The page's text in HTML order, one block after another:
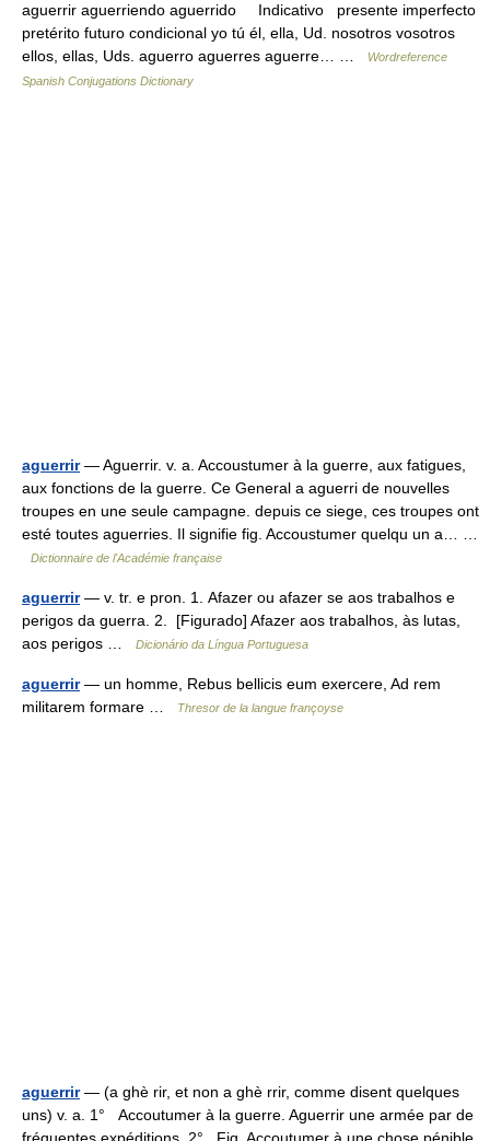
aguerrir aguerriendo aguerrido Indicativo presente imperfecto
pretérito futuro condicional yo tú él, ella, Ud. nosotros vosotros
ellos, ellas, Uds. aguerro aguerres aguerre… …
Wordreference
Spanish Conjugations Dictionary
aguerrir— Aguerrir. v. a. Accoustumer à la guerre, aux fatigues,
aux fonctions de la guerre. Ce General a aguerri de nouvelles
troupes en une seule campagne. depuis ce siege, ces troupes ont
esté toutes aguerries. Il signifie fig. Accoustumer quelqu un a… …
Dictionnaire de l'Académie française
aguerrir— v. tr. e pron. 1. Afazer ou afazer se aos trabalhos e
perigos da guerra. 2. [Figurado] Afazer aos trabalhos, às lutas,
aos perigos …
Dicionário da Língua Portuguesa
aguerrir— un homme, Rebus bellicis eum exercere, Ad rem
militarem formare …
Thresor de la langue françoyse
aguerrir— (a ghè rir, et non a ghè rrir, comme disent quelques
uns) v. a. 1° Accoutumer à la guerre. Aguerrir une armée par de